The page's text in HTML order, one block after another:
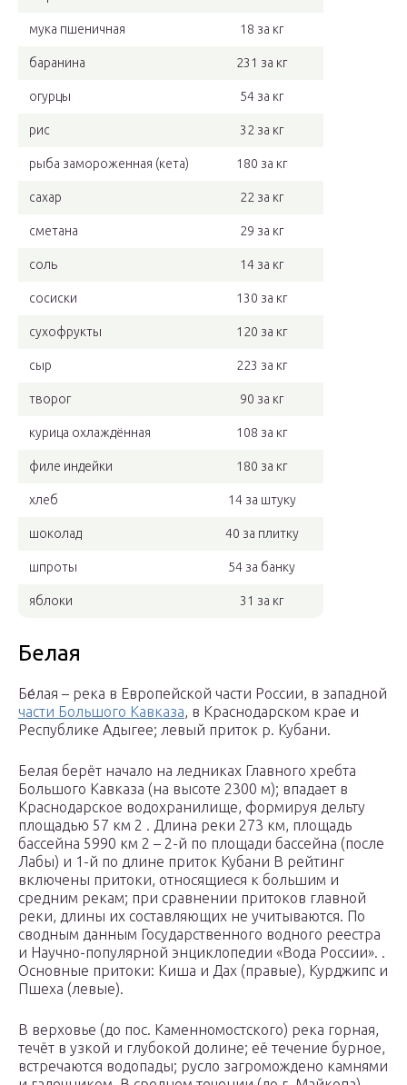
мука пшеничная 18 за кг
баранина 231 за кг
огурцы 54 за кг
рис 32 за кг
рыба замороженная (кета) 180 за кг
сахар 22 за кг
сметана 29 за кг
соль 14 за кг
сосиски 130 за кг
сухофрукты 120 за кг
сыр 223 за кг
творог 90 за кг
курица охлаждённая 108 за кг
филе индейки 180 за кг
хлеб 14 за штуку
шоколад 40 за плитку
шпроты 54 за банку
яблоки 31 за кг
Белая
Бе́лая – река в Европейской части России, в западной
части Большого Кавказа, в Краснодарском крае и
Республике Адыгее; левый приток р. Кубани.
Белая берёт начало на ледниках Главного хребта
Большого Кавказа (на высоте 2300 м); впадает в
Краснодарское водохранилище, формируя дельту
площадью 57 км 2 . Длина реки 273 км, площадь
бассейна 5990 км 2 – 2-й по площади бассейна (после
Лабы) и 1-й по длине приток Кубани В рейтинг
включены притоки, относящиеся к большим и
средним рекам; при сравнении притоков главной
реки, длины их составляющих не учитываются. По
сводным данным Государственного водного реестра
и Научно-популярной энциклопедии «Вода России». .
Основные притоки: Киша и Дах (правые), Курджипс и
Пшеха (левые).
В верховье (до пос. Каменномостского) река горная,
течёт в узкой и глубокой долине; её течение бурное,
встречаются водопады; русло загромождено камнями